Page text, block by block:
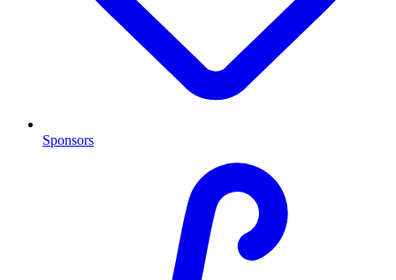
Sponsors